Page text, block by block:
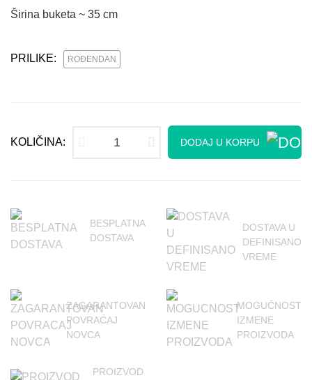
Širina buketa ~ 35 cm
PRILIKE: ROĐENDAN
KOLIČINA: DODAJ U KORPU
BESPLATNA
DOSTAVA
DOSTAVA U
DEFINISANO
VREME
ZAGARANTOVAN
POVRAĆAJ
NOVCA
MOGUĆNOST
IZMENE
PROIZVODA
PROIZVOD